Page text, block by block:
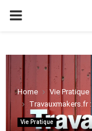
PRIMARY
Home
Vie Pratique
Travauxmakers.fr
Vie Pratique